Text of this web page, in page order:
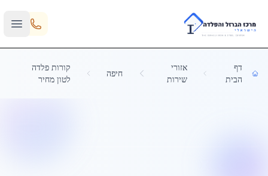
Skip to main content
דף
הבית
אזורי
שירות
חיפה
קורות פלדה
לטון מחיר